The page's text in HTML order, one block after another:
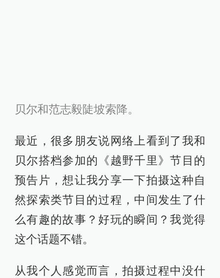
贝尔和范志毅陡坡索降。
最近，很多朋友说网络上看到了我和
贝尔搭档参加的《越野千里》节目的
预告片，想让我分享一下拍摄这种自
然探索类节目的过程，中间发生了什
么有趣的故事？好玩的瞬间？我觉得
这个话题不错。
从我个人感觉而言，拍摄过程中没什